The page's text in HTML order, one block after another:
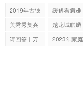
2019年古钱
值？
缓解看病难
技
美秀秀复兴
会
越龙城麒麟
中
请回答十万
2023年家庭